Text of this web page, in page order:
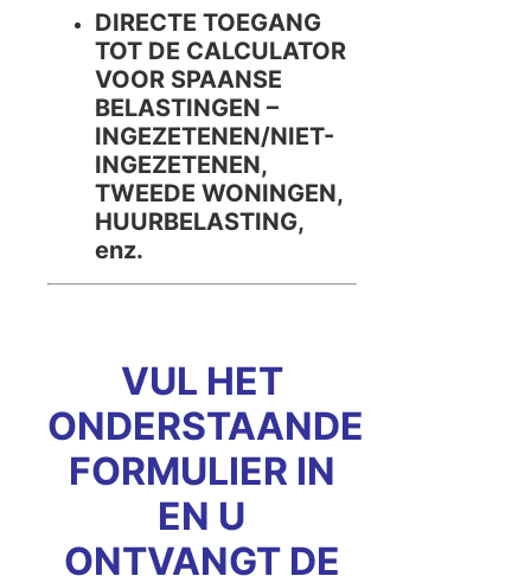
DIRECTE TOEGANG
TOT DE CALCULATOR
VOOR SPAANSE
BELASTINGEN –
INGEZETENEN/NIET-
INGEZETENEN,
TWEEDE WONINGEN,
HUURBELASTING,
enz.
VUL HET
ONDERSTAANDE
FORMULIER IN
EN U
ONTVANGT DE